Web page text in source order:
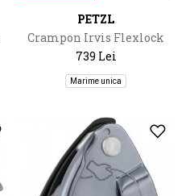
PETZL
Crampon Irvis Flexlock
739 Lei
Marime unica